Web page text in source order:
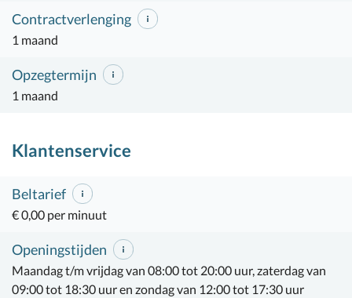
Contractverlenging
1 maand
Opzegtermijn
1 maand
Klantenservice
Beltarief
€ 0,00 per minuut
Openingstijden
Maandag t/m vrijdag van 08:00 tot 20:00 uur, zaterdag van
09:00 tot 18:30 uur en zondag van 12:00 tot 17:30 uur